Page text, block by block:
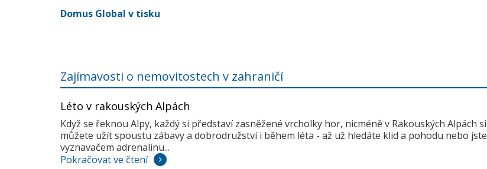
Domus Global v tisku
Zajímavosti o nemovitostech v zahraničí
Léto v rakouských Alpách
Když se řeknou Alpy, každý si představí zasněžené vrcholky hor, nicméně v Rakouských Alpách si
můžete užít spoustu zábavy a dobrodružství i během léta - až už hledáte klid a pohodu nebo jste
vyznavačem adrenalinu...
Pokračovat ve čtení